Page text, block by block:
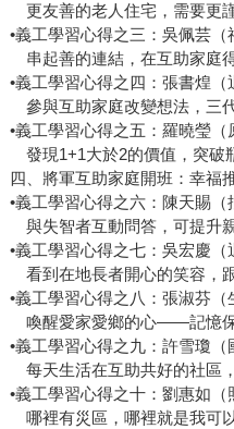
更友善的老人住宅，需要更
•義工學習心得之三：吳佩芸（
串起善的連結，在互助家庭
•義工學習心得之四：張書煌（
參與互助家庭改變想法，三
•義工學習心得之五：羅曉瑩（
發現1+1大於2的價值，突破
四、將軍互助家庭開班：幸福
•義工學習心得之六：陳天賜（
與失智者互動問答，可提升
•義工學習心得之七：吳宏慶（
看到在地長者開心的笑容，
•義工學習心得之八：張淑芬（
喚醒愛家愛鄉的心——記憶
•義工學習心得之九：許雪瓊（
每天生活在互助共好的社區
•義工學習心得之十：劉惠如（
哪裡有災區，哪裡就是我可